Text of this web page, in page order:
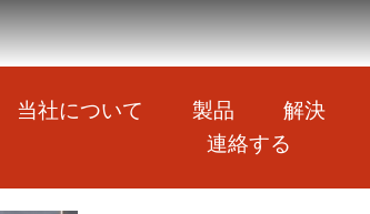
当社について 製品 解決
連絡する